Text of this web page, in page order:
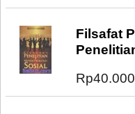
Filsafat
Rp40.000